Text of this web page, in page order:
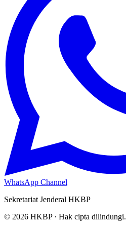
WhatsApp Channel
Sekretariat Jenderal HKBP
© 2026 HKBP · Hak cipta dilindungi.